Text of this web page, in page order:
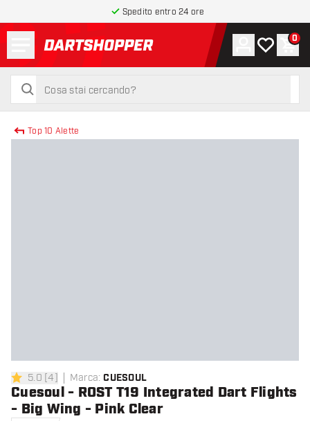
Spedito entro 24 ore
torna alla home page
cerca
cerca
Account
La mia0
Top 10 Alette
5 stelle di valutazione
5.0 [4] Marca: CUESOUL
Cuesoul - ROST T19 Integrated Dart Flights
- Big Wing - Pink Clear